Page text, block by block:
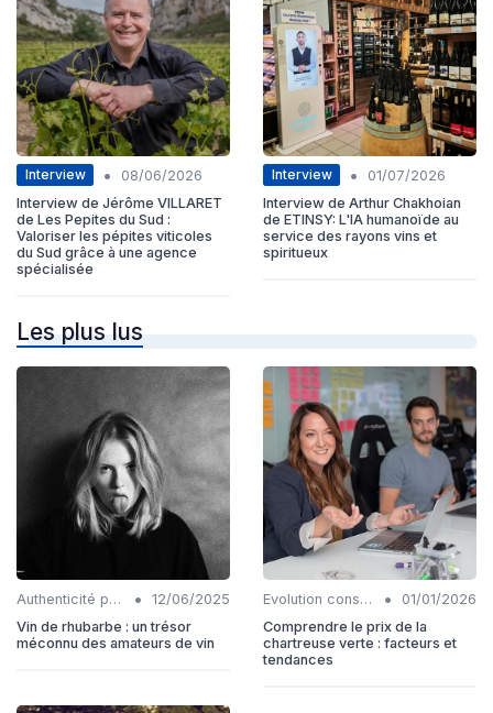
Interview •
08/06/2026
Interview de Jérôme VILLARET
de Les Pepites du Sud :
Valoriser les pépites viticoles
du Sud grâce à une agence
spécialisée
Interview •
01/07/2026
Interview de Arthur Chakhoian
de ETINSY: L'IA humanoïde au
service des rayons vins et
spiritueux
Les plus lus
Authenticité produits •
12/06/2025
Vin de rhubarbe : un trésor
méconnu des amateurs de vin
Evolution consommation •
01/01/2026
Comprendre le prix de la
chartreuse verte : facteurs et
tendances